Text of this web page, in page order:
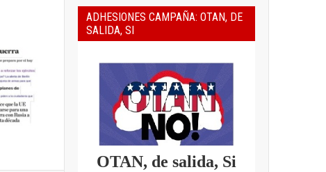
ADHESIONES CAMPAÑA: OTAN, DE
SALIDA, SI
OTAN, de salida, Si